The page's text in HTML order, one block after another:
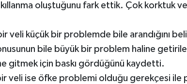
kıllanma oluştuğunu fark ettik. Çok korktuk
veli küçük bir problemde bile arandığını
bile büyük bir problem haline
gitmek için baskı gördüğünü kaydetti.
veli ise öfke problemi olduğu gerekçesi ile